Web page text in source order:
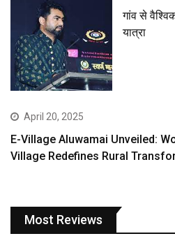
गांव से
यात्रा
April 20, 2025
E-Village Aluwamai Unveiled:
Village Redefines Rural
Most Reviews